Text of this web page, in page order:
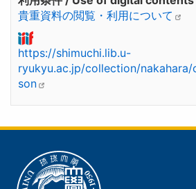
貴重資料の閲覧・利用について
https://shimuchi.lib.u-
ryukyu.ac.jp/collection/
son